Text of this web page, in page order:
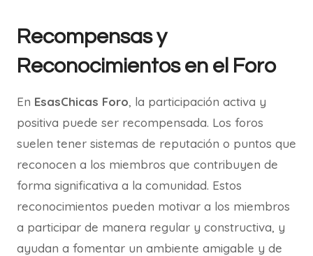
Recompensas y
Reconocimientos en el Foro
En EsasChicas Foro, la participación activa y
positiva puede ser recompensada. Los foros
suelen tener sistemas de reputación o puntos que
reconocen a los miembros que contribuyen de
forma significativa a la comunidad. Estos
reconocimientos pueden motivar a los miembros
a participar de manera regular y constructiva, y
ayudan a fomentar un ambiente amigable y de